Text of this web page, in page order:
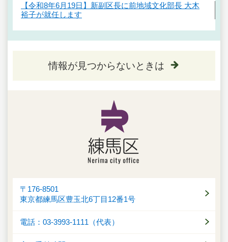
【令和8年6月19日】新副区長に前地域文化部長 大木
裕子が就任します
情報が見つからないときは
〒176-8501
東京都練馬区豊玉北6丁目12番1号
電話：03-3993-1111（代表）